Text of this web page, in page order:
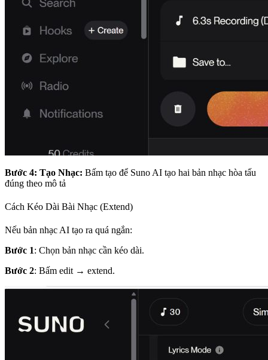
Bước 4: Tạo Nhạc: Bấm tạo để Suno AI tạo hai bản nhạc hòa tấu
đúng theo mô tả
Cách Kéo Dài Bài Nhạc (Extend)
Nếu bản nhạc AI tạo ra quá ngắn:
Bước 1: Chọn bản nhạc cần kéo dài.
Bước 2: Bấm edit → extend.